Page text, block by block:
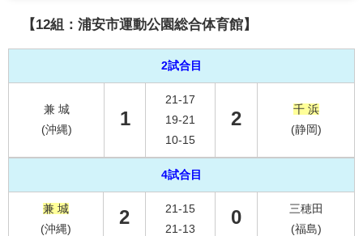
【12組：浦安市運動公園総合体育館】
2試合目
兼 城
(沖縄)
1
21-17
19-21
10-15
2
千 浜
(静岡)
4試合目
兼 城
(沖縄)
2
21-15
21-13
0
三穂田
(福島)